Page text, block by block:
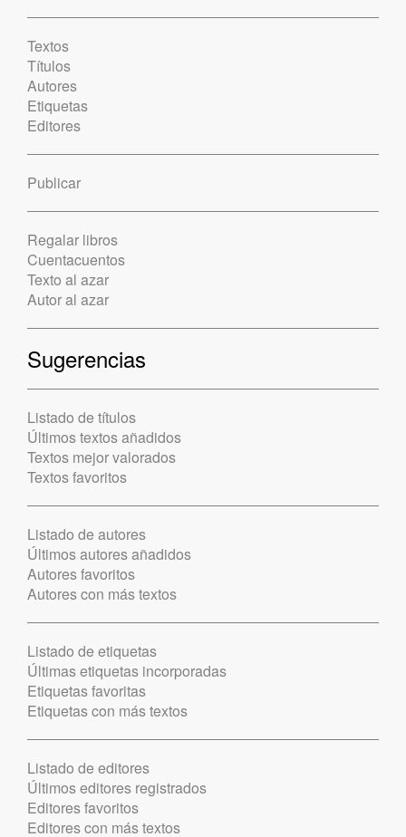
Textos
Títulos
Autores
Etiquetas
Editores
Publicar
Regalar libros
Cuentacuentos
Texto al azar
Autor al azar
Sugerencias
Listado de títulos
Últimos textos añadidos
Textos mejor valorados
Textos favoritos
Listado de autores
Últimos autores añadidos
Autores favoritos
Autores con más textos
Listado de etiquetas
Últimas etiquetas incorporadas
Etiquetas favoritas
Etiquetas con más textos
Listado de editores
Últimos editores registrados
Editores favoritos
Editores con más textos